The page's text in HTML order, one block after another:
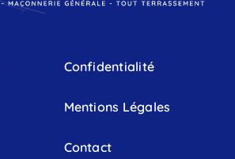
Confidentialité
Mentions Légales
Contact